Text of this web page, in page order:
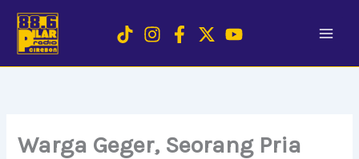
content
Warga Geger, Seorang Pria